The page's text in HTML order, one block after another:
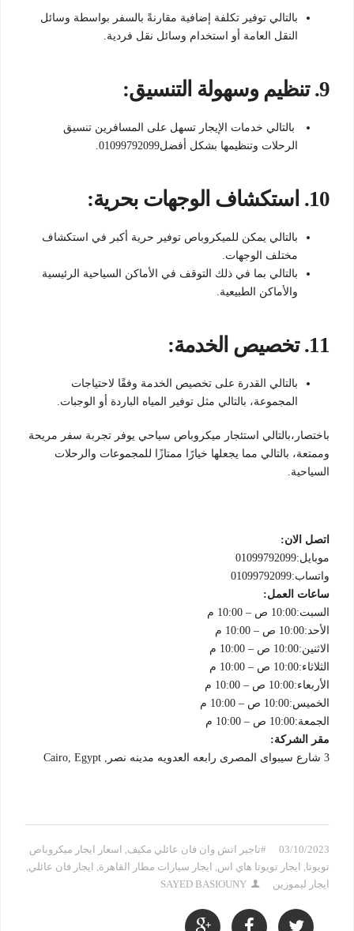
بالتالي توفير تكلفة إضافية مقارنةً بالسفر بواسطة وسائل
النقل العامة أو استخدام وسائل نقل فردية.
9. تنظيم وسهولة التنسيق:
بالتالي خدمات الإيجار تسهل على المسافرين تنسيق
الرحلات وتنظيمها بشكل أفضل01099792099.
10. استكشاف الوجهات بحرية:
بالتالي يمكن للميكروباص توفير حرية أكبر في استكشاف
مختلف الوجهات.
بالتالي بما في ذلك التوقف في الأماكن السياحية الرئيسية
والأماكن الطبيعية.
11. تخصيص الخدمة:
بالتالي القدرة على تخصيص الخدمة وفقًا لاحتياجات
المجموعة، بالتالي مثل توفير المياه الباردة أو الوجبات.
باختصار،بالتالي استئجار ميكروباص سياحي يوفر تجربة سفر مريحة
وممتعة، بالتالي مما يجعلها خيارًا ممتازًا للمجموعات والرحلات
السياحية.
اتصل الان:
موبايل:01099792099
واتساب:01099792099
ساعات العمل:
السبت:10:00 ص – 10:00 م
الأحد:10:00 ص – 10:00 م
الاثنين:10:00 ص – 10:00 م
الثلاثاء:10:00 ص – 10:00 م
الأربعاء:10:00 ص – 10:00 م
الخميس:10:00 ص – 10:00 م
الجمعة:10:00 ص – 10:00 م
مقر الشركة:
3 شارع سيبواى المصرى رابعه العدويه مدينه نصر, Cairo, Egypt
03/10/2023 #تاجير اتش وان فان عائلي مكيف, اسعار ايجار ميكروباص
تويوتا, ايجار تويوتا هاي اس, ايجار سيارات مطار القاهرة, ايجار فان عائلي,
ايجار ليموزين
SAYED BASIOUNY